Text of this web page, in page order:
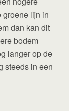
groene lijn in
dan kan dit
bodem
langer op de
steeds in een